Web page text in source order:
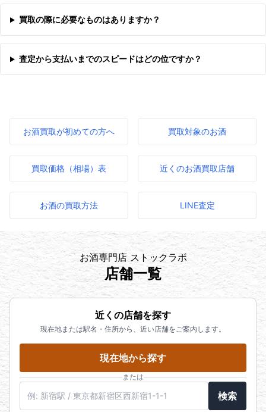
買取の際に必要なものはありますか？
査定から支払いまでのスピードはどの位ですか？
お酒買取が初めての方へ 買取対象のお酒
買取価格（相場）表 近くのお酒買取店舗
お酒の買取方法 LINE査定
お酒専門店 ストックラボ
店舗一覧
近くの店舗を探す
現在地または駅名・住所から、近い店舗をご案内します。
現在地から探す
または
検索